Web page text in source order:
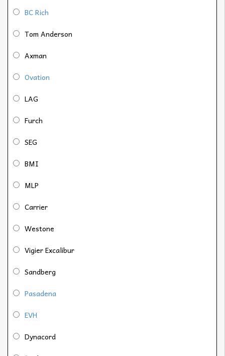
BC Rich
Tom Anderson
Axman
Ovation
LAG
Furch
SEG
BMI
MLP
Carrier
Westone
Vigier Excalibur
Sandberg
Pasadena
EVH
Dynacord